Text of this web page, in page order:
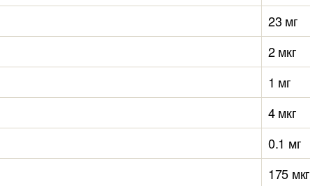
23 мг
2 мкг
1 мг
4 мкг
0.1 мг
175 мкг